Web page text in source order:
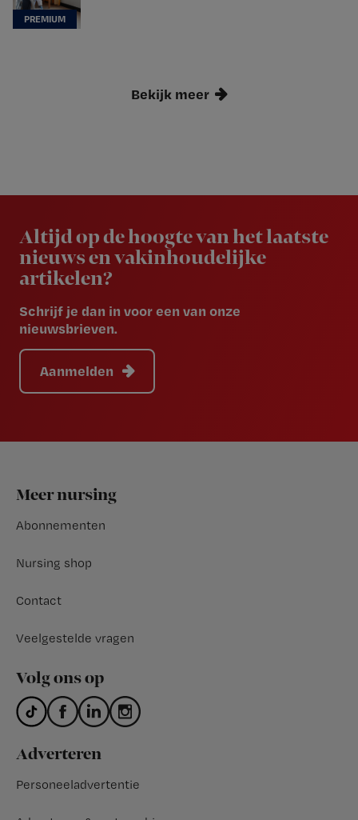
Bekijk meer
Altijd op de hoogte van het laatste
nieuws en vakinhoudelijke
artikelen?
Schrijf je dan in voor een van onze
nieuwsbrieven.
Aanmelden
Footer
Meer nursing
Abonnementen
Nursing shop
Contact
Veelgestelde vragen
Volg ons op
Adverteren
Personeeladvertentie